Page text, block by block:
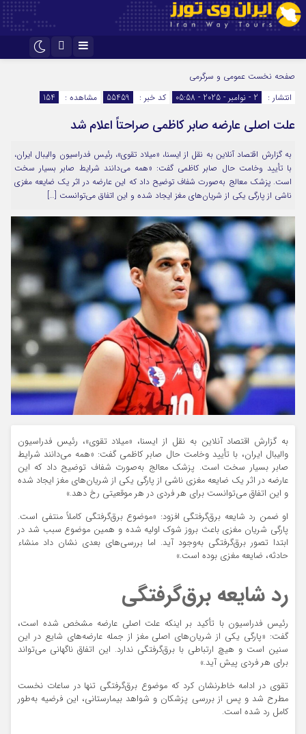
اینستاگرام
صفحه نخست عمومی و سرگرمی
انتشار :
2 - نوامبر - 2025 - 05:58 کد خبر : 55459 مشاهده : 154
علت اصلی عارضه صابر کاظمی صراحتاً اعلام شد
به گزارش اقتصاد آنلاین به نقل از ایسنا، «میلاد تقوی»، رئیس فدراسیون والیبال ایران،
با تأیید وخامت حال صابر کاظمی گفت: «همه می‌دانند شرایط صابر بسیار سخت
است. پزشک معالج به‌صورت شفاف توضیح داد که این عارضه در اثر یک ضایعه مغزی
ناشی از پارگی یکی از شریان‌های مغز ایجاد شده و این اتفاق می‌توانست […]
به گزارش اقتصاد آنلاین به نقل از ایسنا، «میلاد تقوی»، رئیس فدراسیون
والیبال ایران، با تأیید وخامت حال صابر کاظمی گفت: «همه می‌دانند شرایط
صابر بسیار سخت است. پزشک معالج به‌صورت شفاف توضیح داد که این
عارضه در اثر یک ضایعه مغزی ناشی از پارگی یکی از شریان‌های مغز ایجاد شده
و این اتفاق می‌توانست برای هر فردی در هر موقعیتی رخ دهد.»
او ضمن رد شایعه برق‌گرفتگی افزود: «موضوع برق‌گرفتگی کاملاً منتفی است.
پارگی شریان مغزی باعث بروز شوک اولیه شده و همین موضوع سبب شد در
ابتدا تصور برق‌گرفتگی به‌وجود آید. اما بررسی‌های بعدی نشان داد منشاء
حادثه، ضایعه مغزی بوده است.»
رد شایعه برق‌گرفتگی
رئیس فدراسیون با تأکید بر اینکه علت اصلی عارضه مشخص شده است،
گفت: «پارگی یکی از شریان‌های اصلی مغز از جمله عارضه‌های شایع در این
سنین است و هیچ ارتباطی با برق‌گرفتگی ندارد. این اتفاق ناگهانی می‌تواند
برای هر فردی پیش آید.»
تقوی در ادامه خاطرنشان کرد که موضوع برق‌گرفتگی تنها در ساعات نخست
مطرح شد و پس از بررسی پزشکان و شواهد بیمارستانی، این فرضیه به‌طور
کامل رد شده است.